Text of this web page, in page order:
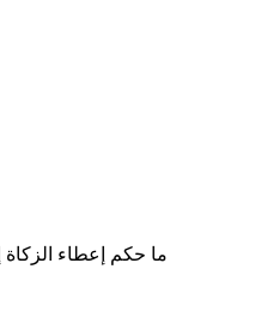
ما حكم إعطاء الزكاة